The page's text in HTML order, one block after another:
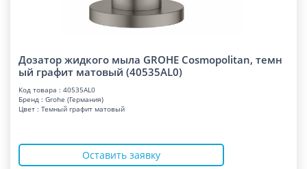
Дозатор жидкого мыла GROHE Cosmopolitan, темн
ый графит матовый (40535AL0)
Код товара : 40535AL0
Бренд : Grohe (Германия)
Цвет : Темный графит матовый
Оставить заявку